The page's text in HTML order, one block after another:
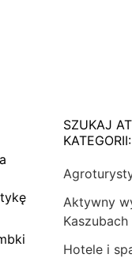
SZUKAJ
KATEGORII:
Aktywny
Kaszubach
Hotele i